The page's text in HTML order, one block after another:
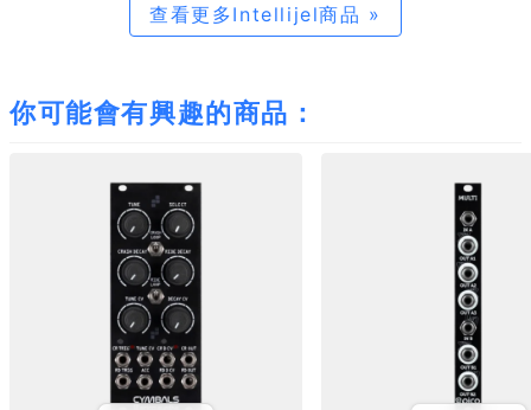
查看更多Intellijel商品 »
你可能會有興趣的商品：